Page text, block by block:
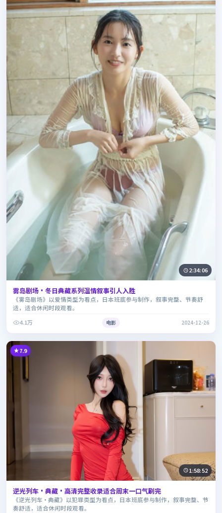
2:34:06
雾岛剧场·冬日典藏系列温情叙事引人入胜
《雾岛剧场》以爱情类型为看点，日本班底参与制作，叙事完整、节奏舒
适，适合休闲时段观看。
4.1万
电影 2024-12-26
7.9
1:58:52
逆光列车·典藏·高清完整收录适合周末一口气刷完
《逆光列车·典藏》以犯罪类型为看点，日本班底参与制作，叙事完整、节
奏舒适，适合休闲时段观看。